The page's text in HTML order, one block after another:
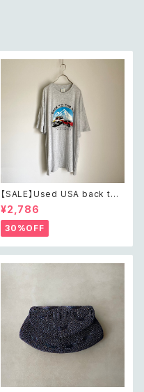
【SALE】Used USA back to t
he 80s car design t shirt レ
トロ アメリカ ユーズド 古着 カ
ーデザイン ライトグレー Tシャ
ツ XXL
¥2,786
30%OFF